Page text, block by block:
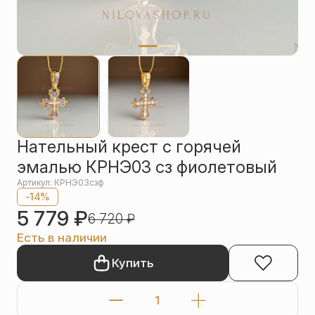
Чётки
Шнурки на
шею
Другое
Нательный крест с горячей
эмалью КРНЭ03 сз фиолетовый
Артикул: КРНЭ03сзф
-14%
5 779 ₽6 720₽
Есть в наличии
Купить
Количество